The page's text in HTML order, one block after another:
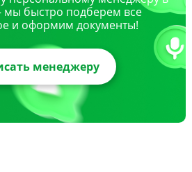
быстро подберем все
и оформим документы!
менеджеру